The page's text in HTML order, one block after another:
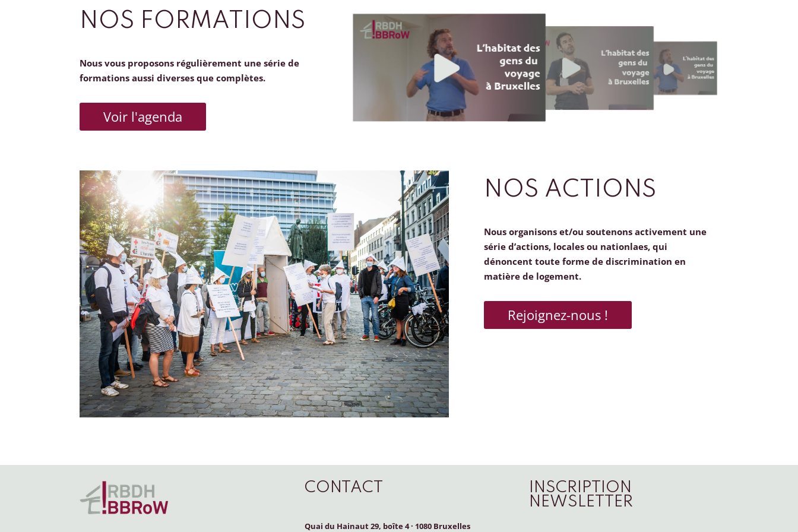
NOS FORMATIONS
Nous vous proposons régulièrement une série de
formations aussi diverses que complètes.
Voir l'agenda
NOS ACTIONS
Nous organisons et/ou soutenons activement une
série d’actions, locales ou nationlaes, qui
dénoncent toute forme de discrimination en
matière de logement.
Rejoignez-nous !
CONTACT
Quai du Hainaut 29, boîte 4· 1080 Bruxelles
INSCRIPTION
NEWSLETTER